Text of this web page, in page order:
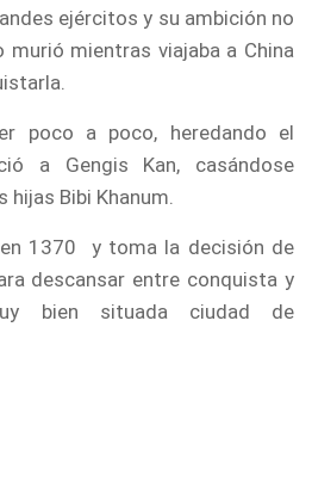
ejércitos y su ambición no
murió mientras viajaba a China
poco a poco, heredando el
a Gengis Kan, casándose
hijas Bibi Khanum.
1370 y toma la decisión de
descansar entre conquista y
bien situada ciudad de